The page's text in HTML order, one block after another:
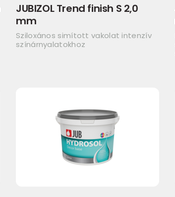
JUBIZOL Trend finish S 2,0
mm
Sziloxános simított vakolat intenzív
színárnyalatokhoz